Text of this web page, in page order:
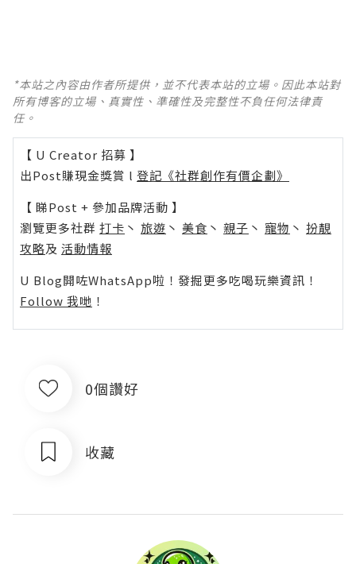
*本站之內容由作者所提供，並不代表本站的立場。因此本站對
所有博客的立場、真實性、準確性及完整性不負任何法律責
任。
【 U Creator 招募 】
出Post賺現金獎賞 l 登記《社群創作有價企劃》
【 睇Post + 參加品牌活動 】
瀏覽更多社群 打卡 丶 旅遊 丶 美食 丶 親子 丶 寵物 丶 扮靚
攻略及 活動情報
U Blog開咗WhatsApp啦！發掘更多吃喝玩樂資訊！
Follow 我哋 ！
0個讚好
收藏